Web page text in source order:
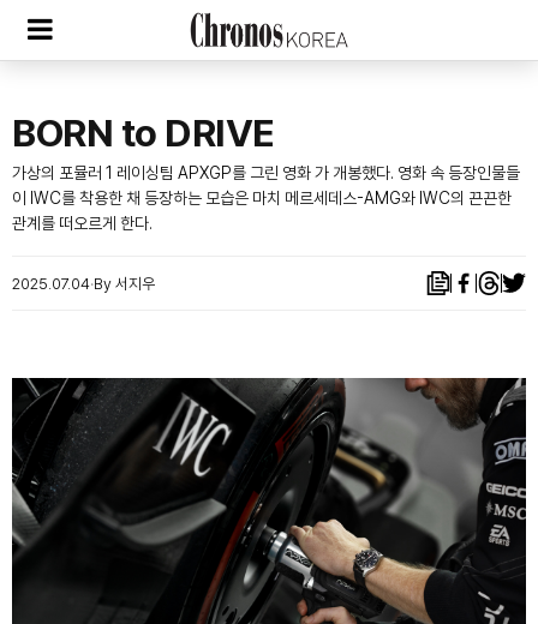
BORN to DRIVE
가상의 포뮬러 1 레이싱팀 APXGP를 그린 영화가 개봉했다. 영화 속 등장인물들
이 IWC를 착용한 채 등장하는 모습은 마치 메르세데스-AMG와 IWC의 끈끈한
관계를 떠오르게 한다.
2025.07.04 By 서지우